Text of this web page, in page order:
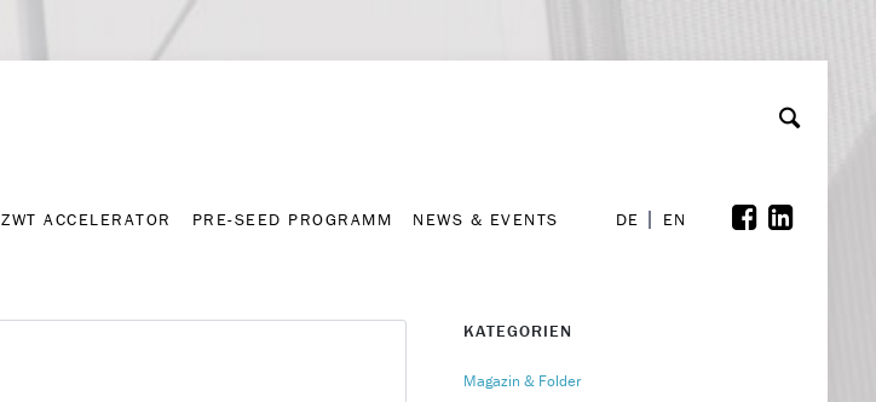
ZWT ACCELERATOR PRE-SEED PROGRAMM NEWS & EVENTS DE EN
KATEGORIEN
Magazin & Folder